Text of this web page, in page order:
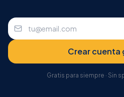
Crear cuenta
Gratis para siempre · Sin